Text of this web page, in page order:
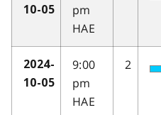
10-05
pm
HAE
2024-
10-05
9:00
pm
HAE
2